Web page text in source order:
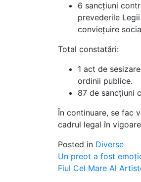
6 sancțiuni
prevederile
conviețuire
Total constatări:
1 act de
ordinii publice.
87 de sancțiuni
În continuare, se fac
cadrul legal în
Posted in Diverse
Post
navigation
Un preot a fost
Fiul Cel Mare Al